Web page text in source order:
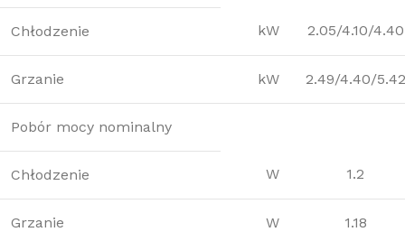
Chłodzenie kW 2.05/4.10/4.40
Grzanie kW 2.49/4.40/5.42
Pobór mocy nominalny
Chłodzenie W 1.2
Grzanie W 1.18